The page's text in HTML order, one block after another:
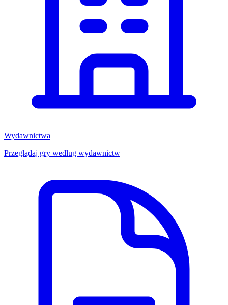
Wydawnictwa
Przeglądaj gry według wydawnictw